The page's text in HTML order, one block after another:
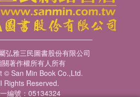
弘雅三民圖書股份有限公司
關著作權所有人所有
© San Min Book Co.,Ltd.
Rights Reserved.
編號：05134324